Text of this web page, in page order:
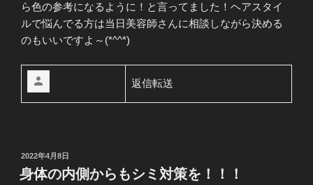
ら色の参考になるように！と言ってました！ヘアスタイ
ルで悩んでる方は当日美容師さんに相談しながら決める
のもいいですよ～(*^^*)
返信転送
投
稿
日:
2022年4月8日
身体の内側からもシミ対策を！！！